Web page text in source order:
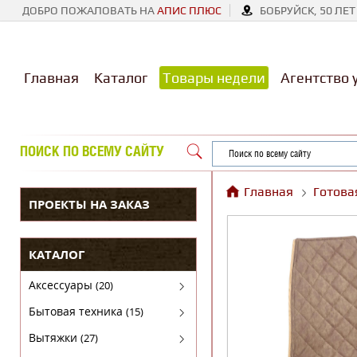
ДОБРО ПОЖАЛОВАТЬ НААПИС ПЛЮС БОБРУЙСК, 50
Главная Каталог Товары недели Агентство
ПОИСК ПО ВСЕМУ САЙТУ
ПРОЕКТЫ НА ЗАКАЗ
КАТАЛОГ
Аксессуары (20)
Аксессуары для бытовой техники
Бытовая техника (15)
Духовые шкафы
Вытяжки (27)
Главная